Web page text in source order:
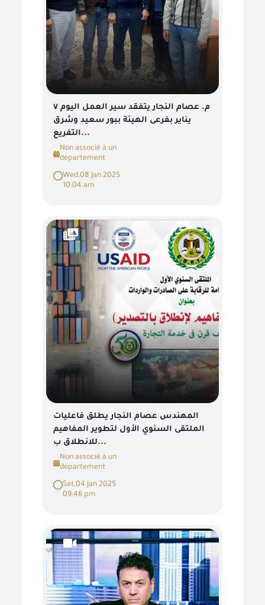
م. عصام النجار يتفقد سير العمل اليوم ٧
يناير بفرعى الهيئة ببور سعيد وشرق
التفريع...
Non associé à un
département
Wed,08 Jan 2025
10:04 am
المهندس عصام النجار يطلق فاعليات
الملتقى السنوي الأول لتطوير المفاهيم
للانطلاق ب...
Non associé à un
département
Sat,04 Jan 2025
09:46 pm